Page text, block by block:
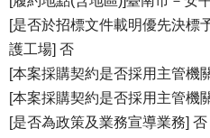
[是否於招標文件載明優先決標
護工場] 否
[本案採購契約是否採用主管機
[本案採購契約是否採用主管機
[是否為政策及業務宣導業務] 否